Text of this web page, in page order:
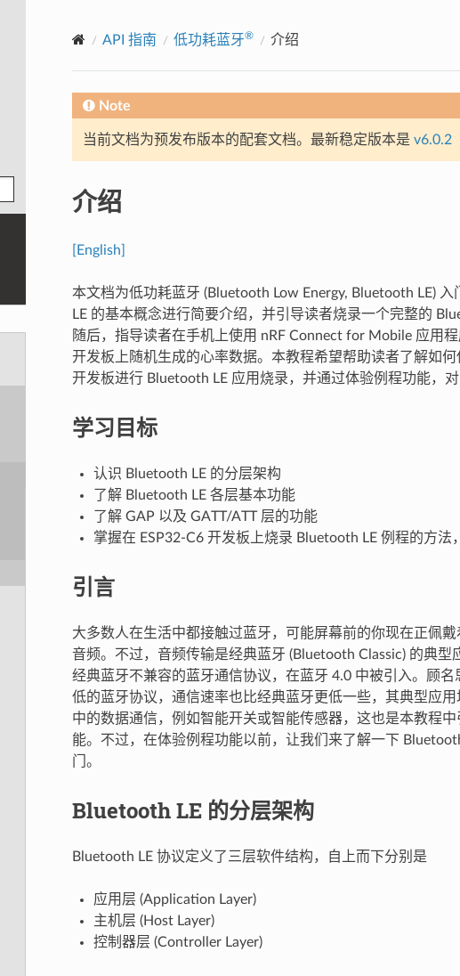
API 指南 低功耗蓝牙® 介绍
Note
当前文档为预发布版本的配套文档。最新稳定版本是 v6.0.2
介绍
[English]
本文档为低功耗蓝牙 (Bluetooth Low Energy, Bluetooth LE)
LE 的基本概念进行简要介绍，并引导读者烧录一个完整的
随后，指导读者在手机上使用 nRF Connect for Mobile 应用
开发板上随机生成的心率数据。本教程希望帮助读者了解如何
开发板进行 Bluetooth LE 应用烧录，并通过体验例程功能，
学习目标
认识 Bluetooth LE 的分层架构
了解 Bluetooth LE 各层基本功能
了解 GAP 以及 GATT/ATT 层的功能
掌握在 ESP32-C6 开发板上烧录 Bluetooth LE 例程的方法
引言
大多数人在生活中都接触过蓝牙，可能屏幕前的你现在正佩
音频。不过，音频传输是经典蓝牙 (Bluetooth Classic) 的典
经典蓝牙不兼容的蓝牙通信协议，在蓝牙 4.0 中被引入。顾
低的蓝牙协议，通信速率也比经典蓝牙更低一些，其典型应
中的数据通信，例如智能开关或智能传感器，这也是本教程
能。不过，在体验例程功能以前，让我们来了解一下
门。
Bluetooth LE 的分层架构
Bluetooth LE 协议定义了三层软件结构，自上而下分别是
应用层 (Application Layer)
主机层 (Host Layer)
控制器层 (Controller Layer)